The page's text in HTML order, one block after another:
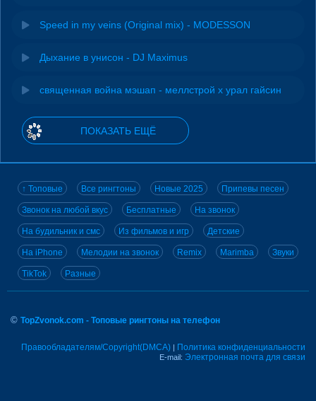
Speed in my veins (Original mix) - MODESSON
Дыхание в унисон - DJ Maximus
священная война мэшап - меллстрой х урал гайсин
ПОКАЗАТЬ ЕЩЁ
↑ Топовые Все рингтоны Новые 2025 Припевы песен
Звонок на любой вкус Бесплатные На звонок
На будильник и смс Из фильмов и игр Детские
На iPhone Мелодии на звонок Remix Marimba Звуки
TikTok Разные
© TopZvonok.com - Топовые рингтоны на телефон
Правообладателям/Copyright(DMCA) | Политика конфиденциальности
E-mail: Электронная почта для связи